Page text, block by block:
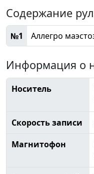
Содержание
№1 Аллегро
Информация о
Носитель
Скорость записи
Магнитофон